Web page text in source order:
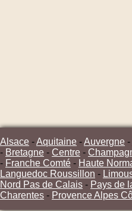
Alsace -Aquitaine -Auvergne -
- Bretagne - Centre -
- Franche Comté - Haute
Languedoc Roussillon -
Nord Pas de Calais - Pays de
Charentes - Provence Alpes